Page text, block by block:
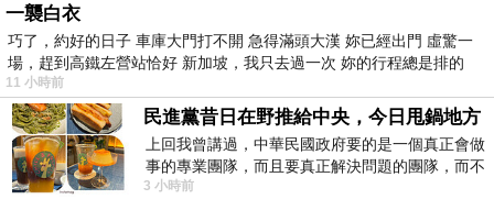
ale.asp?gdid=6972294
商品簡述
品牌
HABA無添加主義
商品名稱
HABA 角鯊敏弱呵護特惠組
一襲白衣
巧了，約好的日子 車庫大門打不開 急得滿頭大漢 妳已經出門 虛驚一
場，趕到高鐵左營站恰好 新加坡，我只去過一次 妳的行程總是排的
11 小時前
民進黨昔日在野推給中央，今日甩鍋地方
上回我曾講過，中華民國政府要的是一個真正會做
事的專業團隊，而且要真正解決問題的團隊，而不
是只會到處甩鍋的雙標團隊，最近民進黨
3 小時前